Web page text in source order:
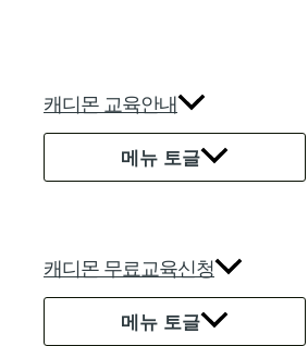
캐디몬 교육안내
메뉴 토글
캐디몬 무료교육신청
메뉴 토글